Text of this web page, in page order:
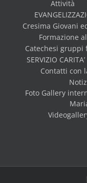
Attività
Cresima Giovani
Formazione
Catechesi gruppi
SERVIZIO CARITA’
Contatti con
Foto Gallery